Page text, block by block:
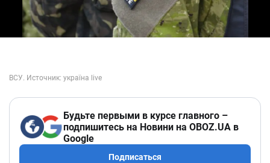
Будьте первыми в курсе главного –
подпишитесь на Новини на OBOZ.UA в
Google
Подписаться